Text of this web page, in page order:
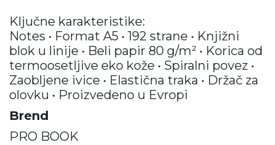
Ključne karakteristike:
Notes • Format A5 • 192 strane • Knjižni
blok u linije • Beli papir 80 g/m² • Korica od
termoosetljive eko kože • Spiralni povez •
Zaobljene ivice • Elastična traka • Držač za
olovku • Proizvedeno u Evropi
Brend
PRO BOOK